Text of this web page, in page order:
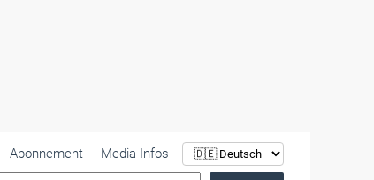
Abonnement
Media-Infos